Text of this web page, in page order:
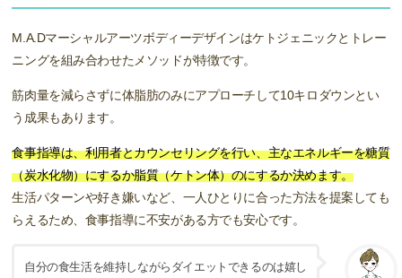
M.A.Dマーシャルアーツボディーデザインはケトジェニックとトレー
ニングを組み合わせたメソッドが特徴です。
筋肉量を減らさずに体脂肪のみにアプローチして10キロダウンとい
う成果もあります。
食事指導は、利用者とカウンセリングを行い、主なエネルギーを糖質
（炭水化物）にするか脂質（ケトン体）のにするか決めます。
生活パターンや好き嫌いなど、一人ひとりに合った方法を提案しても
らえるため、食事指導に不安がある方でも安心です。
自分の食生活を維持しながらダイエットできるのは嬉し